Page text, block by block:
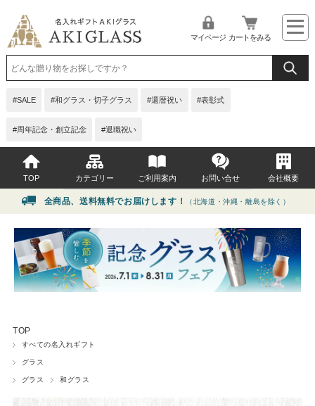
SALE 和グラス・切子グラス 還暦祝い 表彰式
周年記念・創立記念 退職祝い
マイページ カートをみる
TOP カテゴリー
イベント・シーンから選ぶ
贈る相手から選ぶ
価格から選ぶ
ご利用案内 お問い合せ
よくある質問
会社概要
全商品、送料無料でお届けします！（北海道・沖縄・離島を除く）
TOP
すべての名入れギフト
グラス
グラス 和グラス